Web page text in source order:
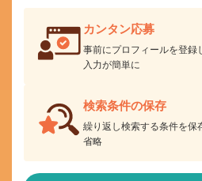
カンタン応募
事前にプロフィールを登録
入力が簡単に
検索条件の保存
繰り返し検索する条件を保
省略